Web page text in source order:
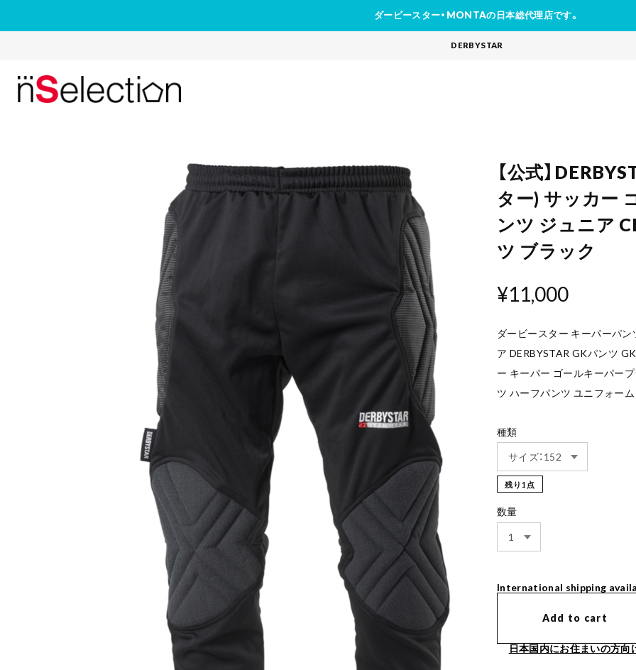
ダービースター・MONTAの日本総代理店です。
DERBYSTAR
【公式】
ター) サッカー
ンツ ジュニア
ツ ブラック
¥11,000
ダービースター キーパーパ
ア DERBYSTAR GKパンツ
ー キーパー ゴールキーパー
ツ ハーフパンツ ユニフォー
種類
残り1点
数量
International shipping
Add to cart
日本国内にお住まいの方向